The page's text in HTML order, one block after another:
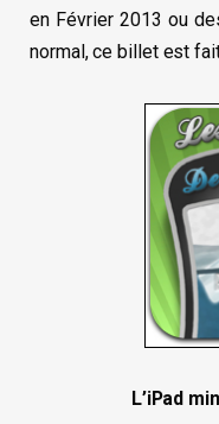
en Février 2013 ou
normal, ce billet est
L’iPad